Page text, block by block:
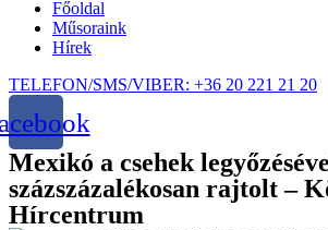
Főoldal
Műsoraink
Hírek
TELEFON/SMS/VIBER: +36 20 221 21 20
Mexikó a csehek
százszázalékosan rajtolt –
Hírcentrum